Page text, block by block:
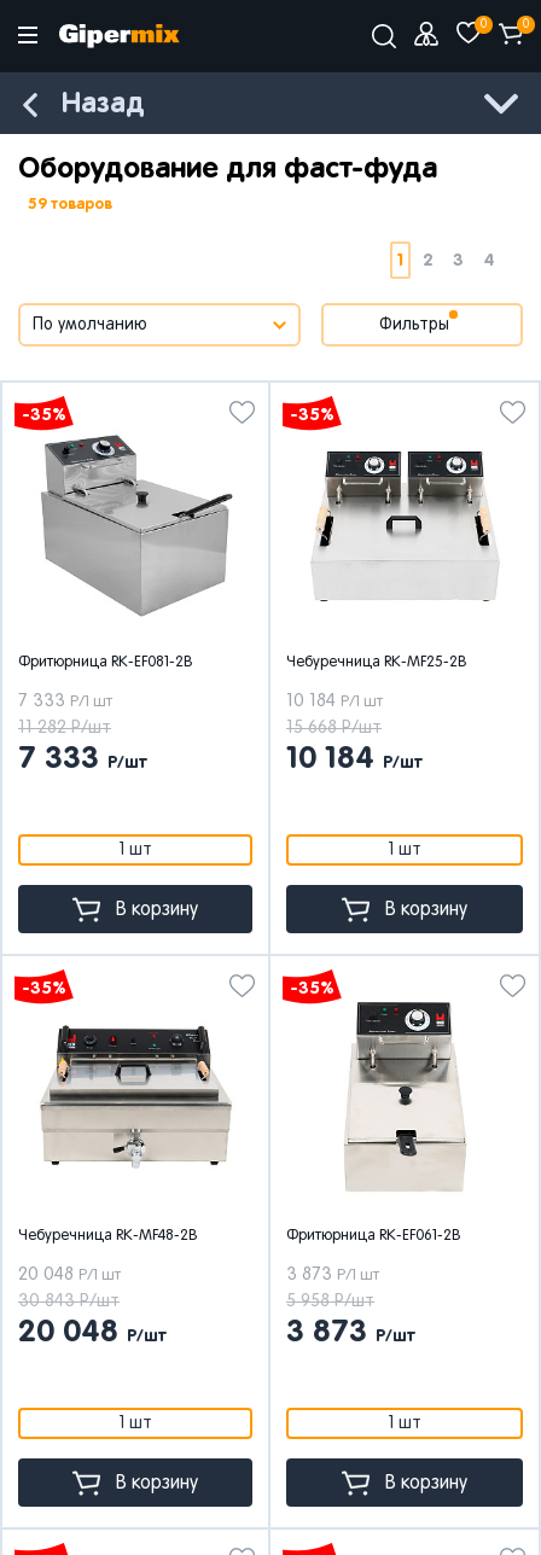
0 0
Назад
Оборудование для фаст-фуда
59 товаров
1 2 3 4
Фильтры
-35%
Фритюрница RK-EF081-2B
7 333 Р/1 шт
11 282 Р/шт
7 333 Р/шт
1 шт
В корзину
-35%
Чебуречница RK-MF25-2B
10 184 Р/1 шт
15 668 Р/шт
10 184 Р/шт
1 шт
В корзину
-35%
Чебуречница RK-MF48-2B
20 048 Р/1 шт
30 843 Р/шт
20 048 Р/шт
1 шт
В корзину
-35%
Фритюрница RK-EF061-2B
3 873 Р/1 шт
5 958 Р/шт
3 873 Р/шт
1 шт
В корзину